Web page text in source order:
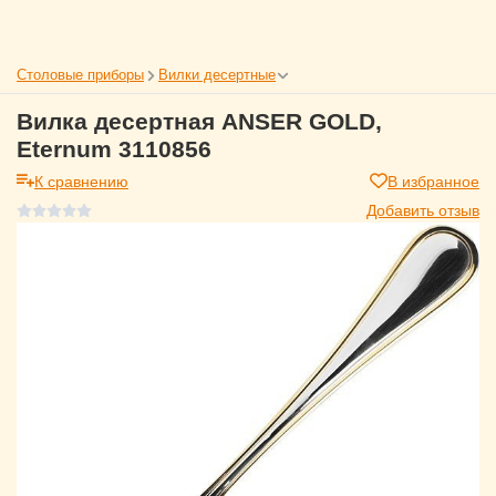
Столовые приборы Вилки десертные
Вилка десертная ANSER GOLD,
Eternum 3110856
К сравнению
В избранное
Добавить отзыв